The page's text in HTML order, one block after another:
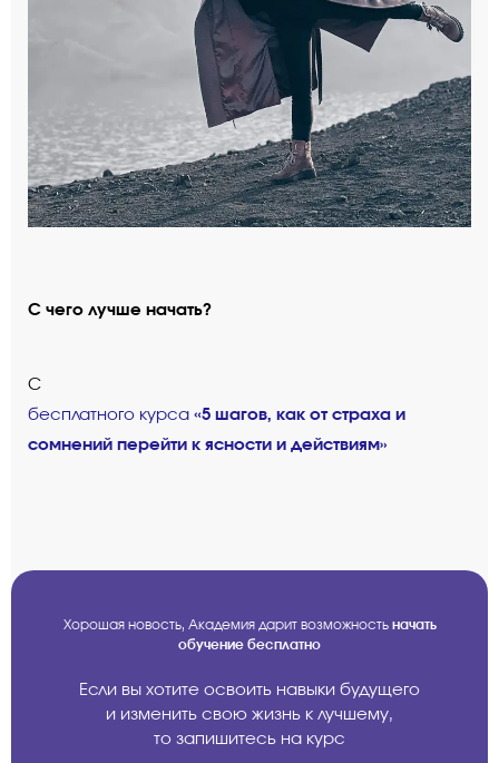
С чего лучше начать?
С
бесплатного курса «5 шагов, как от страха и
сомнений перейти к ясности и действиям»
Хорошая новость, Академия дарит возможность начать
обучение бесплатно
Если вы хотите освоить навыки будущего
и изменить свою жизнь к лучшему,
то запишитесь на курс